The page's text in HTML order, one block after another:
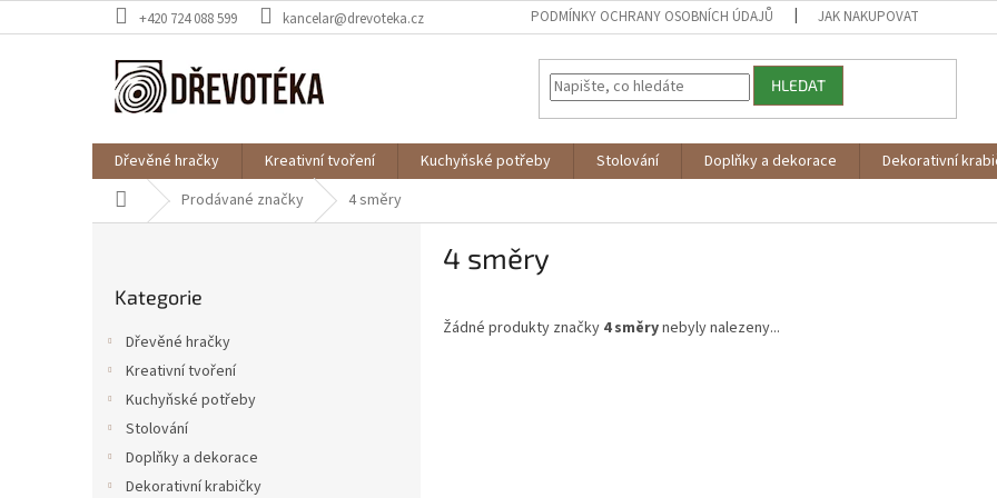
na
+420 724 088 599 kancelar@drevoteka.cz PODMÍNKY OCHRANY OSOBNÍCH ÚDAJŮ JAK NAKUPOVAT
HLEDAT
Dřevěné hračky Kreativní tvoření Kuchyňské potřeby Stolování Doplňky a dekorace Dekorativní
Domů Prodávané značky 4 směry
kategorie
Kategorie
Dřevěné hračky
Kreativní tvoření
Kuchyňské potřeby
Stolování
Doplňky a dekorace
Dekorativní krabičky
4 směry
Žádné produkty značky 4 směrynebyly nalezeny...